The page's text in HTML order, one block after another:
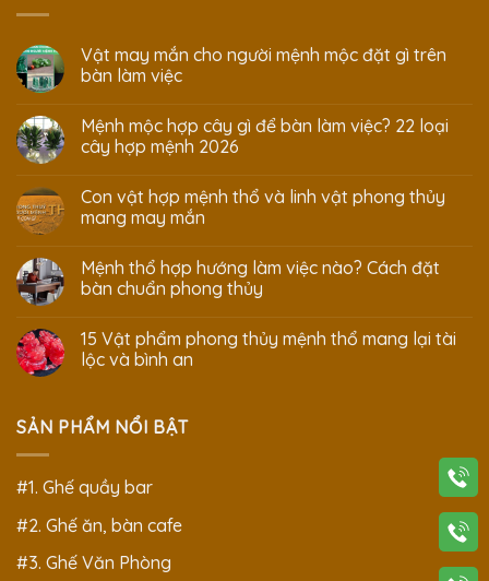
Vật may mắn cho người mệnh mộc đặt gì trên
bàn làm việc
Mệnh mộc hợp cây gì để bàn làm việc? 22 loại
cây hợp mệnh 2026
Con vật hợp mệnh thổ và linh vật phong thủy
mang may mắn
Mệnh thổ hợp hướng làm việc nào? Cách đặt
bàn chuẩn phong thủy
15 Vật phẩm phong thủy mệnh thổ mang lại tài
lộc và bình an
SẢN PHẨM NỔI BẬT
#1. Ghế quầy bar
#2. Ghế ăn, bàn cafe
#3. Ghế Văn Phòng